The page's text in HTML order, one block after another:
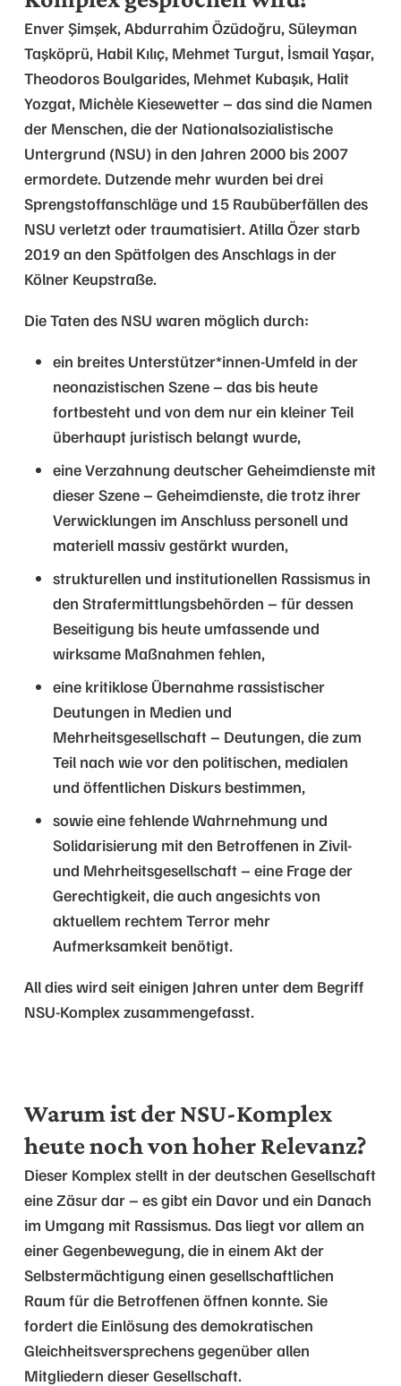
Enver Şimşek, Abdurrahim Özüdoğru, Süleyman
Taşköprü, Habil Kılıç, Mehmet Turgut, İsmail Yaşar,
Theodoros Boulgarides, Mehmet Kubaşık, Halit
Yozgat, Michèle Kiesewetter – das sind die Namen
der Menschen, die der Nationalsozialistische
Untergrund (NSU) in den Jahren 2000 bis 2007
ermordete. Dutzende mehr wurden bei drei
Sprengstoffanschläge und 15 Raubüberfällen des
NSU verletzt oder traumatisiert. Atilla Özer starb
2019 an den Spätfolgen des Anschlags in der
Kölner Keupstraße.
Die Taten des NSU waren möglich durch:
ein breites Unterstützer*innen-Umfeld in der
neonazistischen Szene – das bis heute
fortbesteht und von dem nur ein kleiner Teil
überhaupt juristisch belangt wurde,
eine Verzahnung deutscher Geheimdienste mit
dieser Szene – Geheimdienste, die trotz ihrer
Verwicklungen im Anschluss personell und
materiell massiv gestärkt wurden,
strukturellen und institutionellen Rassismus in
den Strafermittlungsbehörden – für dessen
Beseitigung bis heute umfassende und
wirksame Maßnahmen fehlen,
eine kritiklose Übernahme rassistischer
Deutungen in Medien und
Mehrheitsgesellschaft – Deutungen, die zum
Teil nach wie vor den politischen, medialen
und öffentlichen Diskurs bestimmen,
sowie eine fehlende Wahrnehmung und
Solidarisierung mit den Betroffenen in Zivil-
und Mehrheitsgesellschaft – eine Frage der
Gerechtigkeit, die auch angesichts von
aktuellem rechtem Terror mehr
Aufmerksamkeit benötigt.
All dies wird seit einigen Jahren unter dem Begriff
NSU-Komplex zusammengefasst.
Warum ist der NSU-Komplex
heute noch von hoher Relevanz?
Dieser Komplex stellt in der deutschen Gesellschaft
eine Zäsur dar – es gibt ein Davor und ein Danach
im Umgang mit Rassismus. Das liegt vor allem an
einer Gegenbewegung, die in einem Akt der
Selbstermächtigung einen gesellschaftlichen
Raum für die Betroffenen öffnen konnte. Sie
fordert die Einlösung des demokratischen
Gleichheitsversprechens gegenüber allen
Mitgliedern dieser Gesellschaft.